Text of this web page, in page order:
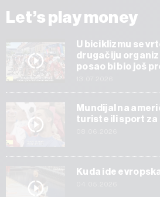
Let’s play money
U biciklizmu se
drugačiju
posao bi bio još
Mundijal na
turiste ili sport za
Kuda ide